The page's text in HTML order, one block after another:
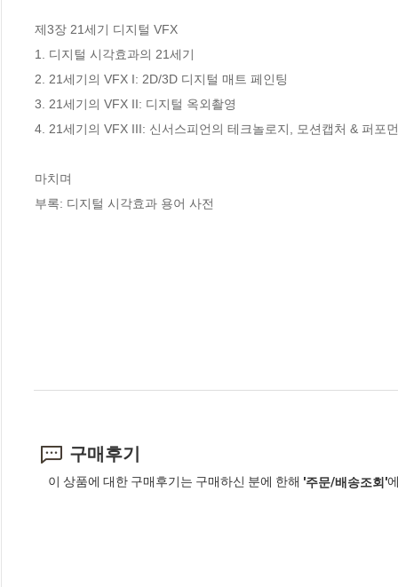
제3장 21세기 디지털 VFX
1. 디지털 시각효과의 21세기
2. 21세기의 VFX I: 2D/3D 디지털 매트 페인팅
3. 21세기의 VFX II: 디지털 옥외촬영
4. 21세기의 VFX III: 신서스피언의 테크놀로지, 모션캡처 & 퍼포
마치며
부록: 디지털 시각효과 용어 사전
구매후기
이 상품에 대한 구매후기는 구매하신 분에 한해 '주문/배송조회'